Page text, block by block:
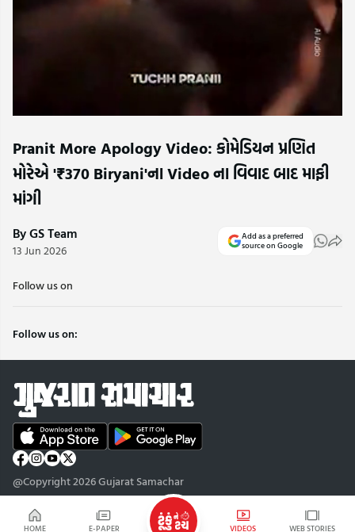
HOME E-PAPER VIDEOS WEB STORIES
Pranit More Apology Video: કોમેડિયન પ્રણિત
મોરેએ '₹370 Biryani'ના Video ના વિવાદ બાદ માફી
માંગી
By GS Team
13 Jun 2026
Add as a preferred
source on Google
Follow us on
Follow us on:
@Copyright 2026 Gujarat Samachar